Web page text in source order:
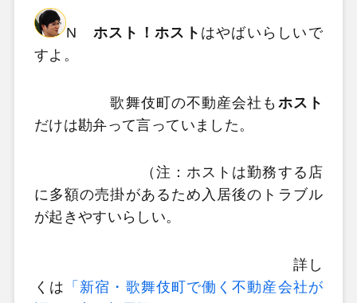
N ホスト！ホスト はやばいらしいで
すよ。
歌舞伎町の不動産会社も ホスト
だけは勘弁って言っていました。
（注：ホストは勤務する店
に多額の売掛があるため入居後のトラブル
が起きやすいらしい。
詳し
くは 「新宿・歌舞伎町で働く不動産会社が